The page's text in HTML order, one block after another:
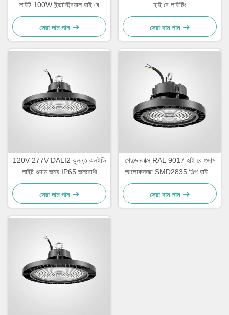
লাইট 100W ইন্ডাস্ট্রিয়াল হাই বে
এলইডি লাইট ফিক্সচার
সেরা দাম পান
হাই বে লাইটিং
সেরা দাম পান
120V-277V DALI2 ঝুলন্ত এলইডি
লাইট গুদাম জন্য IP65 জলরোধী
সেরা দাম পান
গোল্ডেনলাক্স RAL 9017 হাই বে গুদাম
আলোকসজ্জা SMD2835 শিল্প হাই বে
লাইট
সেরা দাম পান